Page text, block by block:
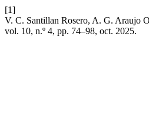
[1]
V. C. Santillan Rosero, A. G. Araujo
vol. 10, n.º 4, pp. 74–98, oct. 2025.